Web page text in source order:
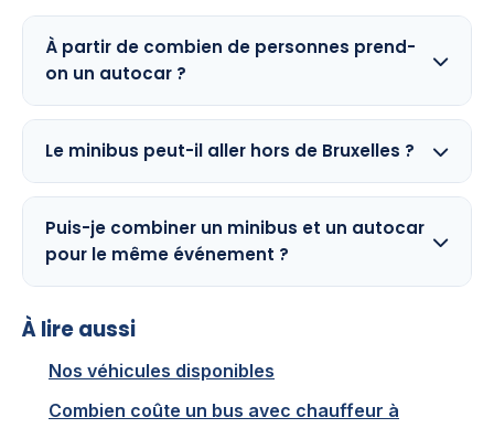
À partir de combien de personnes prend-
on un autocar ?
Le minibus peut-il aller hors de Bruxelles ?
Puis-je combiner un minibus et un autocar
pour le même événement ?
À lire aussi
Nos véhicules disponibles
Combien coûte un bus avec chauffeur à